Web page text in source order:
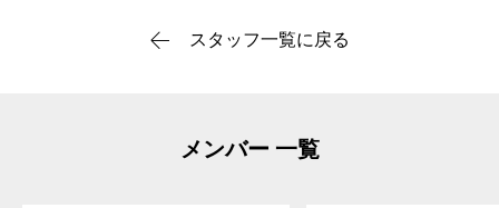
スタッフ一覧に戻る
メンバー 一覧